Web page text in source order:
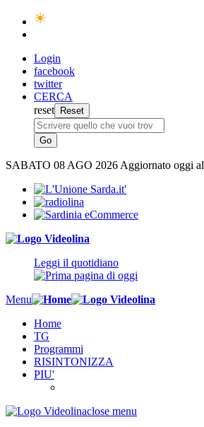
Login
facebook
twitter
CERCA
reset
SABATO 08 AGO 2026 Aggiornato oggi
Leggi il quotidiano
Menu
Home
TG
Programmi
RISINTONIZZA
PIU'
close menu